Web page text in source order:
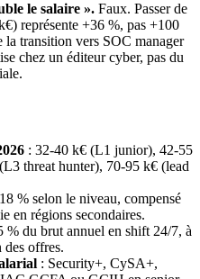
le salaire ». Faux. Passer de
représente +36 %, pas +100
transition vers SOC manager
chez un éditeur cyber, pas du
: 32-40 k€ (L1 junior), 42-55
threat hunter), 70-95 k€ (lead
% selon le niveau, compensé
en régions secondaires.
% du brut annuel en shift 24/7, à
des offres.
: Security+, CySA+,